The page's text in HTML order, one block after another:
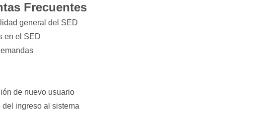
Frecuentes
general del SED
en el SED
de nuevo usuario
del ingreso al sistema